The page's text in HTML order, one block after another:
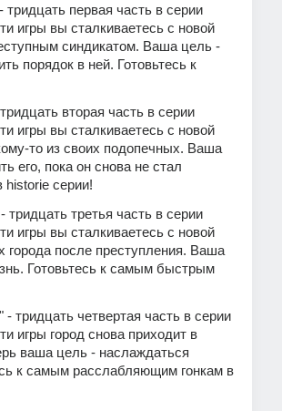
первая часть в серии
игры вы сталкиваетесь с новой
синдикатом. Ваша цель -
порядок в ней. Готовьтесь к
вторая часть в серии
игры вы сталкиваетесь с новой
то из своих подопечных. Ваша
его, пока он снова не стал
серии!
третья часть в серии
игры вы сталкиваетесь с новой
города после преступления. Ваша
Готовьтесь к самым быстрым
тридцать четвертая часть в серии
игры город снова приходит в
ваша цель - наслаждаться
к самым расслабляющим гонкам в